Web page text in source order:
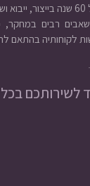
רבים במחקר,
לקוחותיה בהתאם
לשירותכם